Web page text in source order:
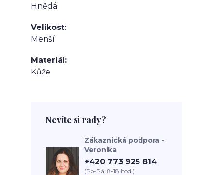
Hnědá
Velikost
Menší
Materiál
Kůže
Nevíte si rady?
Zákaznická podpora -
Veronika
+420 773 925 814
(Po-Pá, 8-18 hod.)